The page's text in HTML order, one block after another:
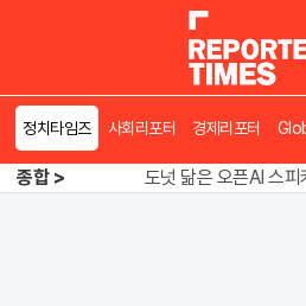
정치타임즈 사회리포터 경제리포터
종합 >
도넛 닮은 오픈AI 스